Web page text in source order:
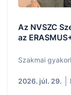
Az NVSZC
az
Szakmai
2026. júl. 29.